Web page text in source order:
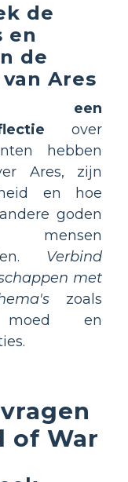
de
en
de
Ares
een
over
hebben
Ares, zijn
en hoe
goden
Verbind
met
zoals
moed en
of War